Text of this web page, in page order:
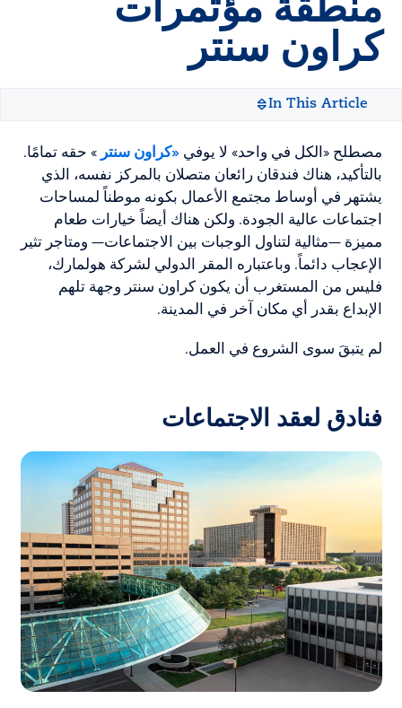
كراون سنتر
In This Article
مصطلح «الكل في واحد» لا يوفي «كراون سنتر» حقه تمامًا.
بالتأكيد، هناك فندقان رائعان متصلان بالمركز نفسه، الذي
يشتهر في أوساط مجتمع الأعمال بكونه موطناً لمساحات
اجتماعات عالية الجودة. ولكن هناك أيضاً خيارات طعام
مميزة —مثالية لتناول الوجبات بين الاجتماعات— ومتاجر تثير
الإعجاب دائماً. وباعتباره المقر الدولي لشركة هولمارك،
فليس من المستغرب أن يكون كراون سنتر وجهة تلهم
الإبداع بقدر أي مكان آخر في المدينة.
لم يتبقَ سوى الشروع في العمل.
فنادق لعقد الاجتماعات